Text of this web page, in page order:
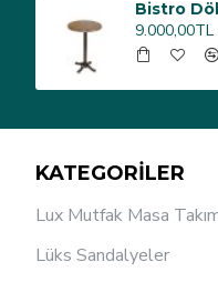
9.000,00TL
KATEGORİLER
Lux Mutfak Masa
Lüks Sandalyeler